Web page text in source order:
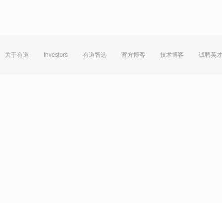
关于有道 Investors 有道智选 官方博客 技术博客 诚聘英才